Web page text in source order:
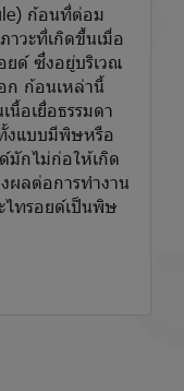
ก้อนที่ต่อม
าวะที่เกิดขึ้นเมื่อ
ยด์ ซึ่งอยู่บริเวณ
ก ก้อนเหล่านี้
นื้อเยื่อธรรมดา
งแบบมีพิษหรือ
กไม่ก่อให้เกิด
ผลต่อการทำงาน
ไทรอยด์เป็นพิษ